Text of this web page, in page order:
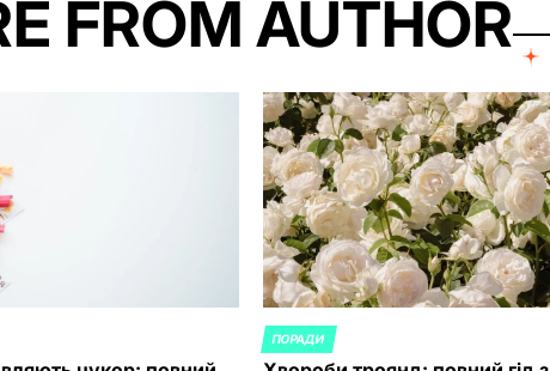
FROM AUTHOR
POSTED
ПОРАДИ